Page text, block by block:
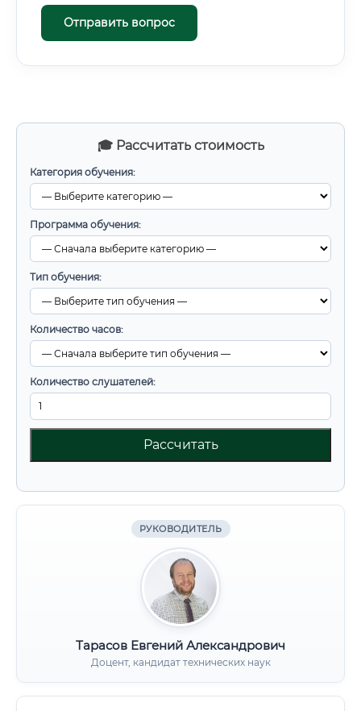
🎓 Рассчитать стоимость
Категория обучения:
Программа обучения:
Тип обучения:
Количество часов:
Количество слушателей:
Рассчитать
РУКОВОДИТЕЛЬ
Тарасов Евгений Александрович
Доцент, кандидат технических наук
Отправить вопрос